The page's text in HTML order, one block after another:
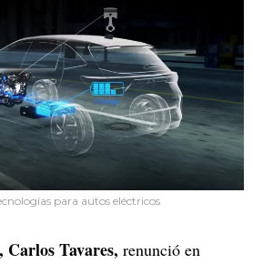
para autos eléctricos
Carlos Tavares, renunció en